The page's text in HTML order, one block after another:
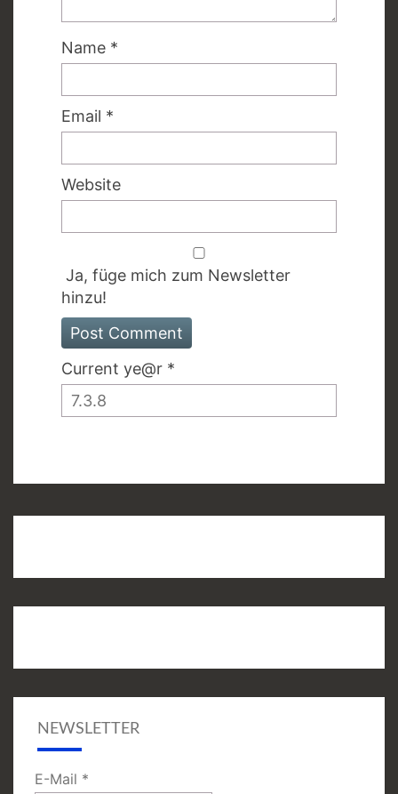
Name *
Email *
Website
Ja, füge mich zum Newsletter
hinzu!
Current ye@r *
NEWSLETTER
E-Mail *